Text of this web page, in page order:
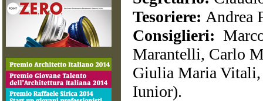
Tesoriere: Andrea
Consiglieri:
Marantelli, Carlo
Giulia Maria
Iunior).